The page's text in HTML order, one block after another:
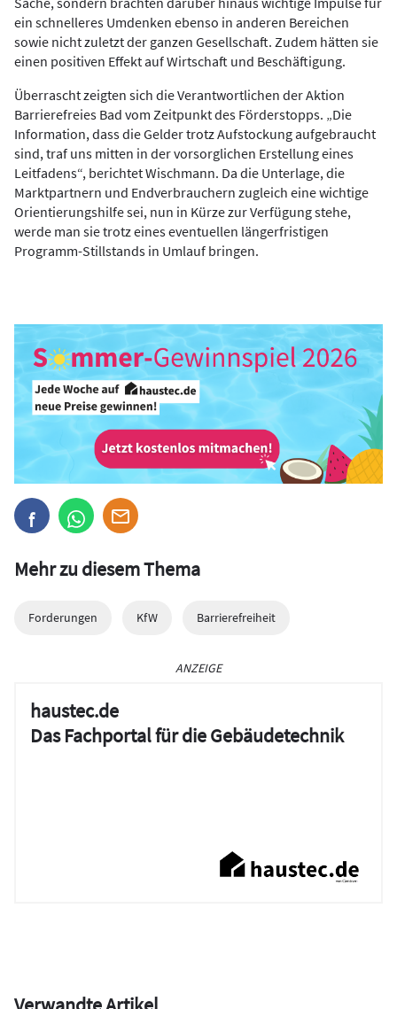
ein schnelleres Umdenken ebenso in anderen Bereichen
sowie nicht zuletzt der ganzen Gesellschaft. Zudem hätten sie
einen positiven Effekt auf Wirtschaft und Beschäftigung.
Überrascht zeigten sich die Verantwortlichen der Aktion
Barrierefreies Bad vom Zeitpunkt des Förderstopps. „Die
Information, dass die Gelder trotz Aufstockung aufgebraucht
sind, traf uns mitten in der vorsorglichen Erstellung eines
Leitfadens“, berichtet Wischmann. Da die Unterlage, die
Marktpartnern und Endverbrauchern zugleich eine wichtige
Orientierungshilfe sei, nun in Kürze zur Verfügung stehe,
werde man sie trotz eines eventuellen längerfristigen
Programm-Stillstands in Umlauf bringen.
Mehr zu diesem Thema
Forderungen KfW Barrierefreiheit
ANZEIGE
haustec.de
Das Fachportal für die Gebäudetechnik